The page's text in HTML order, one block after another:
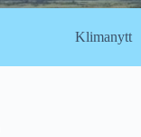
Klimanytt